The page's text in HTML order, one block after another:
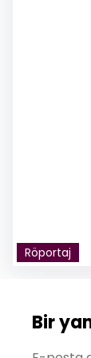
Röportaj
Bir